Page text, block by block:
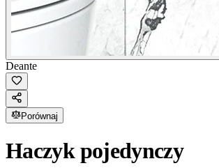
Deante
Porównaj
Haczyk pojedynczy